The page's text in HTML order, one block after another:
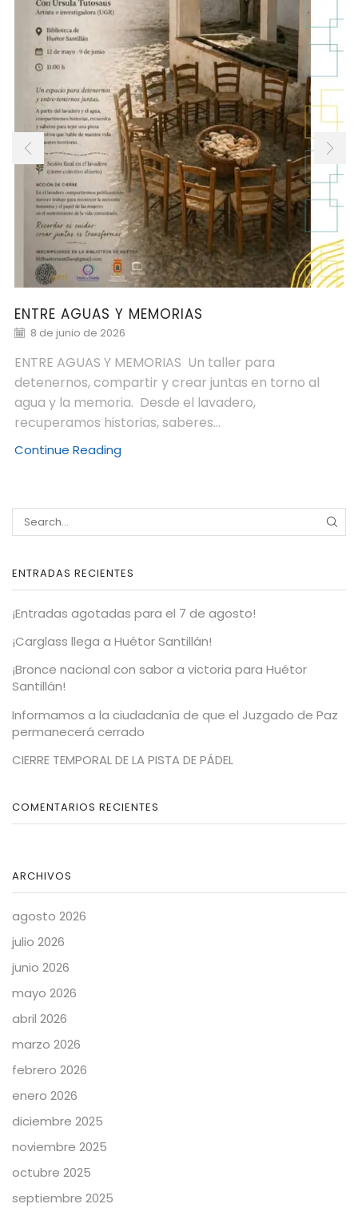
ENTRE AGUAS Y MEMORIAS
8 de junio de 2026
ENTRE AGUAS Y MEMORIAS Un taller para
detenernos, compartir y crear juntas en torno al
agua y la memoria. Desde el lavadero,
recuperamos historias, saberes...
Continue Reading
ENTRADAS RECIENTES
¡Entradas agotadas para el 7 de agosto!
¡Carglass llega a Huétor Santillán!
¡Bronce nacional con sabor a victoria para Huétor
Santillán!
Informamos a la ciudadanía de que el Juzgado de Paz
permanecerá cerrado
CIERRE TEMPORAL DE LA PISTA DE PÁDEL
COMENTARIOS RECIENTES
ARCHIVOS
agosto 2026
julio 2026
junio 2026
mayo 2026
abril 2026
marzo 2026
febrero 2026
enero 2026
diciembre 2025
noviembre 2025
octubre 2025
septiembre 2025